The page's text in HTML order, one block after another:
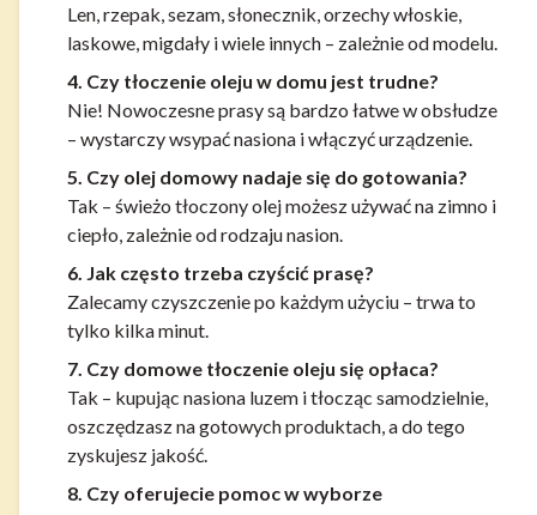
Len, rzepak, sezam, słonecznik, orzechy włoskie,
laskowe, migdały i wiele innych – zależnie od modelu.
4. Czy tłoczenie oleju w domu jest trudne?
Nie! Nowoczesne prasy są bardzo łatwe w obsłudze
– wystarczy wsypać nasiona i włączyć urządzenie.
5. Czy olej domowy nadaje się do gotowania?
Tak – świeżo tłoczony olej możesz używać na zimno i
ciepło, zależnie od rodzaju nasion.
6. Jak często trzeba czyścić prasę?
Zalecamy czyszczenie po każdym użyciu – trwa to
tylko kilka minut.
7. Czy domowe tłoczenie oleju się opłaca?
Tak – kupując nasiona luzem i tłocząc samodzielnie,
oszczędzasz na gotowych produktach, a do tego
zyskujesz jakość.
8. Czy oferujecie pomoc w wyborze